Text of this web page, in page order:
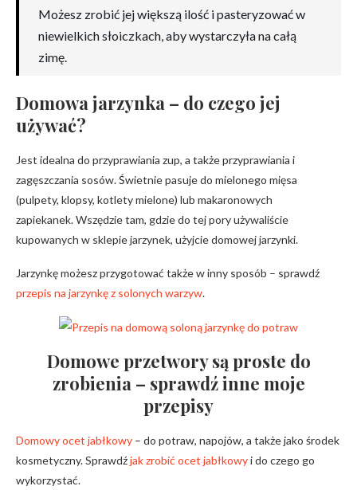
Możesz zrobić jej większą ilość i pasteryzować w
niewielkich słoiczkach, aby wystarczyła na całą
zimę.
Domowa jarzynka – do czego jej
używać?
Jest idealna do przyprawiania zup, a także przyprawiania i
zagęszczania sosów. Świetnie pasuje do mielonego mięsa
(pulpety, klopsy, kotlety mielone) lub makaronowych
zapiekanek. Wszędzie tam, gdzie do tej pory używaliście
kupowanych w sklepie jarzynek, użyjcie domowej jarzynki.
Jarzynkę możesz przygotować także w inny sposób – sprawdź
przepis na jarzynkę z solonych warzyw.
Domowe przetwory są proste do
zrobienia – sprawdź inne moje
przepisy
Domowy ocet jabłkowy – do potraw, napojów, a także jako środek
kosmetyczny. Sprawdźjak zrobić ocet jabłkowyi do czego go
wykorzystać.